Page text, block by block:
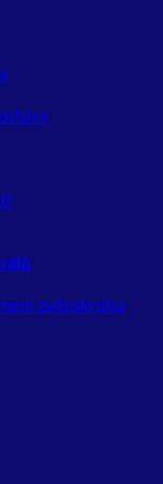
zvěrokruhu